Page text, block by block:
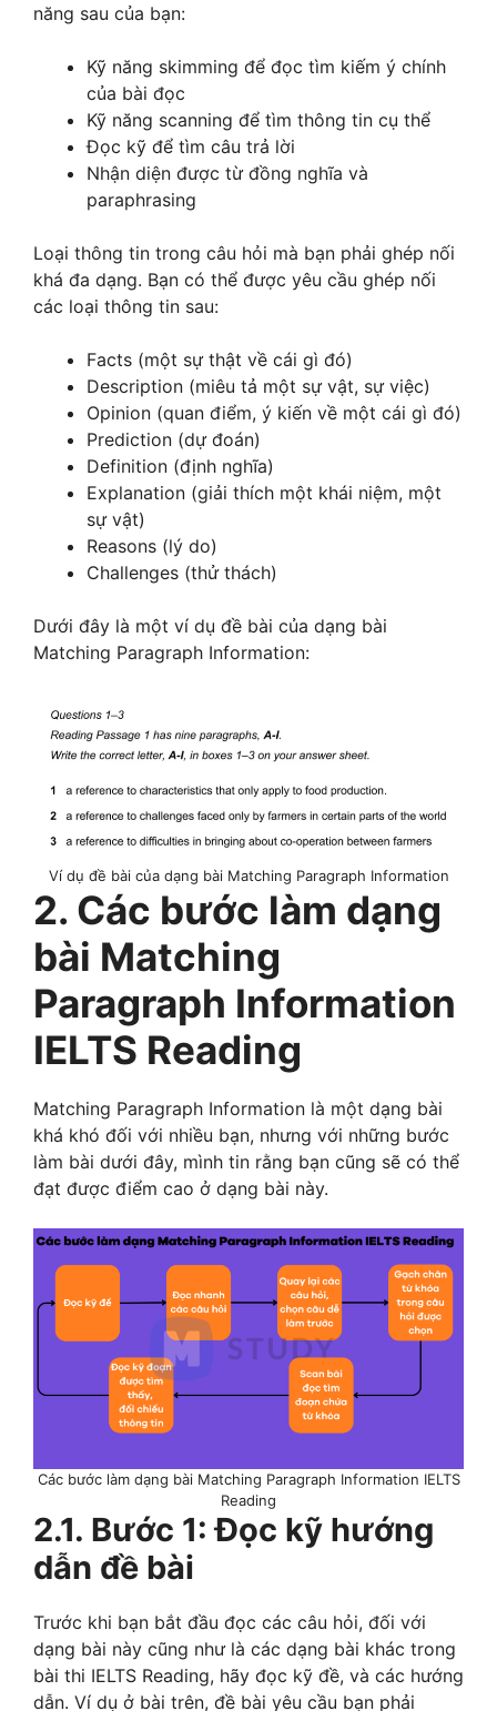
năng sau của bạn:
Kỹ năng skimming để đọc tìm kiếm ý chính
của bài đọc
Kỹ năng scanning để tìm thông tin cụ thể
Đọc kỹ để tìm câu trả lời
Nhận diện được từ đồng nghĩa và
paraphrasing
Loại thông tin trong câu hỏi mà bạn phải ghép nối
khá đa dạng. Bạn có thể được yêu cầu ghép nối
các loại thông tin sau:
Facts (một sự thật về cái gì đó)
Description (miêu tả một sự vật, sự việc)
Opinion (quan điểm, ý kiến về một cái gì đó)
Prediction (dự đoán)
Definition (định nghĩa)
Explanation (giải thích một khái niệm, một
sự vật)
Reasons (lý do)
Challenges (thử thách)
Dưới đây là một ví dụ đề bài của dạng bài
Matching Paragraph Information:
Ví dụ đề bài của dạng bài Matching Paragraph Information
2. Các bước làm dạng
bài Matching
Paragraph Information
IELTS Reading
Matching Paragraph Information là một dạng bài
khá khó đối với nhiều bạn, nhưng với những bước
làm bài dưới đây, mình tin rằng bạn cũng sẽ có thể
đạt được điểm cao ở dạng bài này.
Các bước làm dạng bài Matching Paragraph Information IELTS
Reading
2.1. Bước 1: Đọc kỹ hướng
dẫn đề bài
Trước khi bạn bắt đầu đọc các câu hỏi, đối với
dạng bài này cũng như là các dạng bài khác trong
bài thi IELTS Reading, hãy đọc kỹ đề, và các hướng
dẫn. Ví dụ ở bài trên, đề bài yêu cầu bạn phải